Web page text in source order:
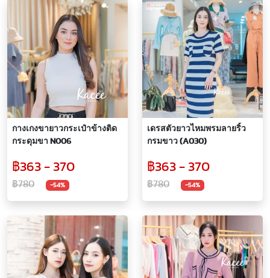
กางเกงขายาวกระเป๋าข้างติด
กระดุมขา N006
฿363 - 370
฿780 -54%
เดรสตัวยาวไหมพรมลายริ้ว
กรมขาว (A030)
฿363 - 370
฿780 -54%